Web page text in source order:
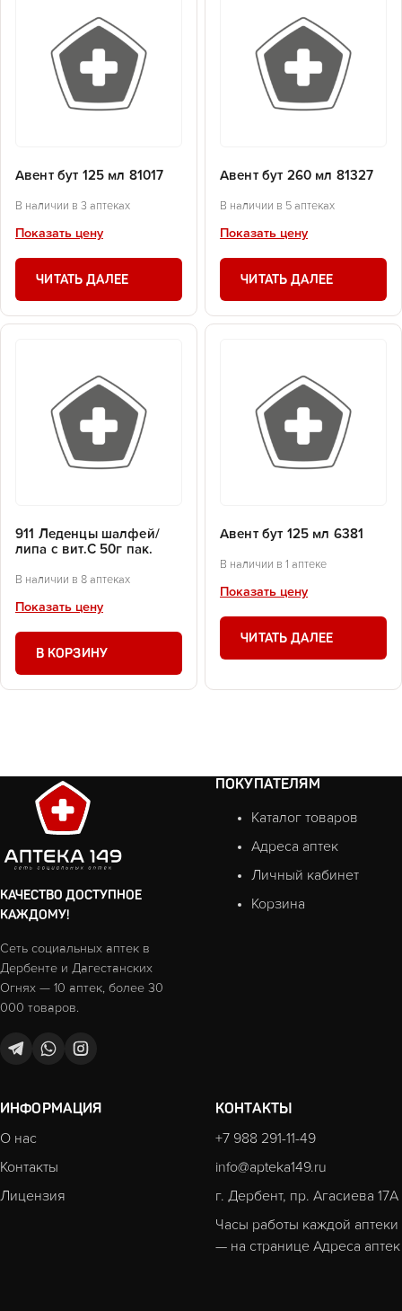
Авент бут 125 мл 81017
В наличии в 3 аптеках
Показать цену
ЧИТАТЬ ДАЛЕЕ
Авент бут 260 мл 81327
В наличии в 5 аптеках
Показать цену
ЧИТАТЬ ДАЛЕЕ
911 Леденцы шалфей/
липа с вит.С 50г пак.
В наличии в 8 аптеках
Показать цену
В КОРЗИНУ
Авент бут 125 мл 6381
В наличии в 1 аптеке
Показать цену
ЧИТАТЬ ДАЛЕЕ
КАЧЕСТВО ДОСТУПНОЕ
КАЖДОМУ!
Сеть социальных аптек в
Дербенте и Дагестанских
Огнях — 10 аптек, более 30
000 товаров.
ПОКУПАТЕЛЯМ
Каталог товаров
Адреса аптек
Личный кабинет
Корзина
ИНФОРМАЦИЯ
О нас
Контакты
Лицензия
КОНТАКТЫ
+7 988 291-11-49
info@apteka149.ru
г. Дербент, пр. Агасиева 17А
Часы работы каждой аптеки
— на странице Адреса аптек